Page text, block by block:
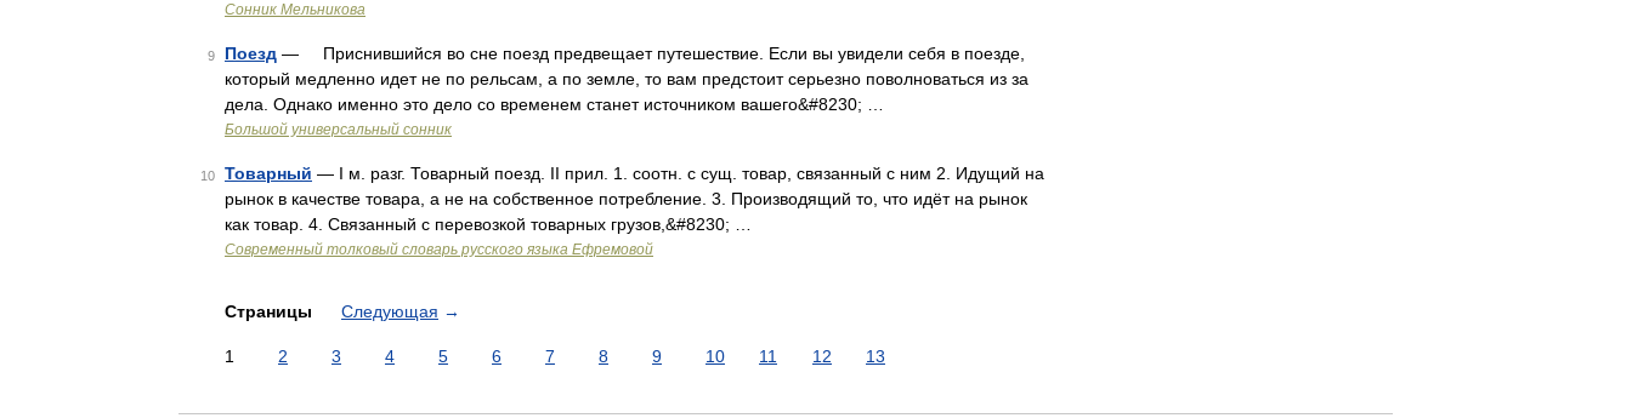
Сонник Мельникова
9 Поезд — Приснившийся во сне поезд предвещает путешествие. Если вы увидели себя в поезде,
который медленно идет не по рельсам, а по земле, то вам предстоит серьезно поволноваться из за
дела. Однако именно это дело со временем станет источником вашего&#8230; …
Большой универсальный сонник
10 Товарный — I м. разг. Товарный поезд. II прил. 1. соотн. с сущ. товар, связанный с ним 2. Идущий на
рынок в качестве товара, а не на собственное потребление. 3. Производящий то, что идёт на рынок
как товар. 4. Связанный с перевозкой товарных грузов,&#8230; …
Современный толковый словарь русского языка Ефремовой
Страницы Следующая →
1 2 3 4 5 6 7 8 9 10 11 12 13